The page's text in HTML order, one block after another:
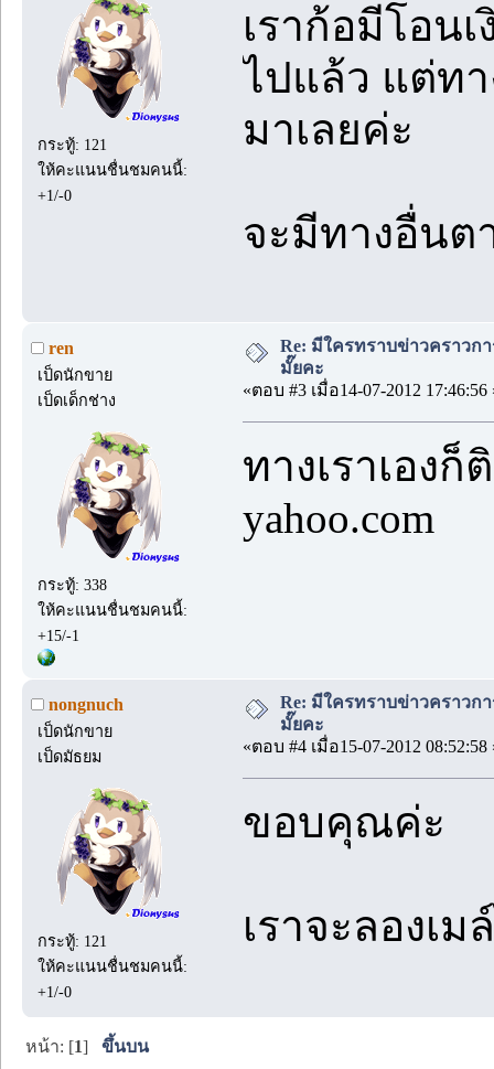
กระทู้: 121
ให้คะแนนชื่นชมคนนี้:
+1/-0
เราก้อมีโอน
ไปแล้ว แต่ทา
มาเลยค่ะ
จะมีทางอื่นต
ren
เป็ดนักขาย
เป็ดเด็กช่าง
กระทู้: 338
ให้คะแนนชื่นชมคนนี้:
+15/-1
Re: มีใครทราบข่าวคราวก
มั๊ยคะ
«ตอบ #3 เมื่อ14-07-2012 17:46:56
ทางเราเอง
yahoo.com
nongnuch
เป็ดนักขาย
เป็ดมัธยม
กระทู้: 121
ให้คะแนนชื่นชมคนนี้:
+1/-0
Re: มีใครทราบข่าวคราวก
มั๊ยคะ
«ตอบ #4 เมื่อ15-07-2012 08:52:58
ขอบคุณค่ะ
เราจะลองเ
หน้า: [1]ขึ้นบน